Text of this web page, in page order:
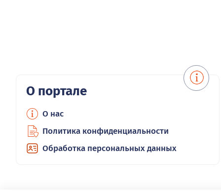
О портале
О нас
Политика конфиденциальности
Обработка персональных данных